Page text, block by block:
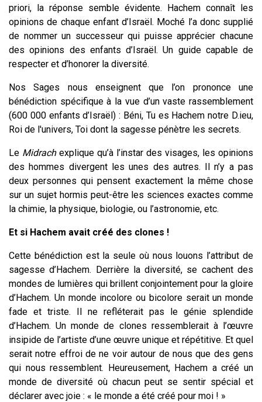
priori, la réponse semble évidente. Hachem connaît les
opinions de chaque enfant d’Israël. Moché l’a donc supplié
de nommer un successeur qui puisse apprécier chacune
des opinions des enfants d’Israël. Un guide capable de
respecter et d’honorer la diversité.
Nos Sages nous enseignent que l’on prononce une
bénédiction spécifique à la vue d’un vaste rassemblement
(600 000 enfants d’Israël) : Béni, Tu es Hachem notre D.ieu,
Roi de l'univers, Toi dont la sagesse pénètre les secrets.
Le Midrachexplique qu’à l’instar des visages, les opinions
des hommes divergent les unes des autres. Il n’y a pas
deux personnes qui pensent exactement la même chose
sur un sujet hormis peut-être les sciences exactes comme
la chimie, la physique, biologie, ou l’astronomie, etc.
Et si Hachem avait créé des clones !
Cette bénédiction est la seule où nous louons l’attribut de
sagesse d’Hachem. Derrière la diversité, se cachent des
mondes de lumières qui brillent conjointement pour la gloire
d’Hachem. Un monde incolore ou bicolore serait un monde
fade et triste. Il ne refléterait pas le génie splendide
d’Hachem. Un monde de clones ressemblerait à l’œuvre
insipide de l’artiste d’une œuvre unique et répétitive. Et quel
serait notre effroi de ne voir autour de nous que des gens
qui nous ressemblent. Heureusement, Hachem a créé un
monde de diversité où chacun peut se sentir spécial et
déclarer avec joie : « le monde a été créé pour moi ! »